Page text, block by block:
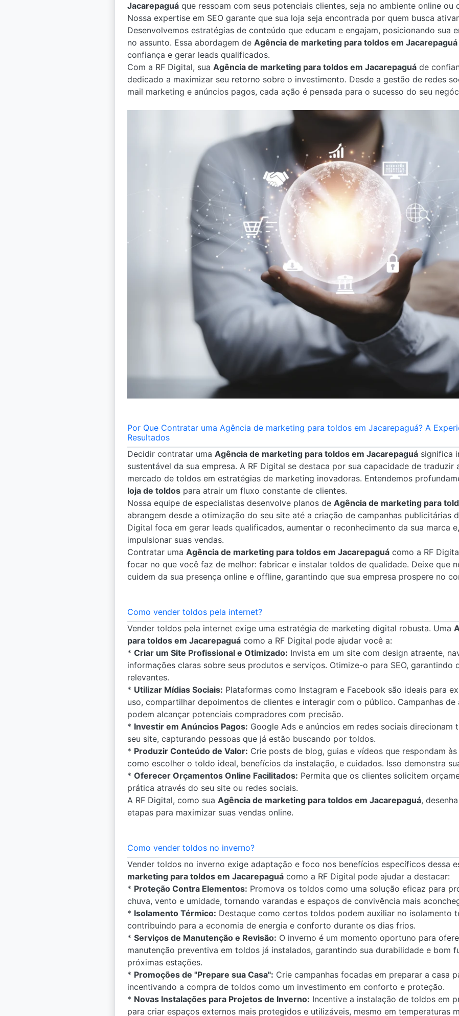
Jacarepaguá que ressoam com seus potenciais clientes, seja no ambiente online ou
Nossa expertise em SEO garante que sua loja seja encontrada por quem busca
Desenvolvemos estratégias de conteúdo que educam e engajam, posicionando sua
no assunto. Essa abordagem de Agência de marketing para toldos em Jacarepaguá
confiança e gerar leads qualificados.
Com a RF Digital, sua Agência de marketing para toldos em Jacarepaguá de
dedicado a maximizar seu retorno sobre o investimento. Desde a gestão de redes
mail marketing e anúncios pagos, cada ação é pensada para o sucesso do seu
Por Que Contratar uma Agência de marketing para toldos em Jacarepaguá? A
Resultados
Decidir contratar uma Agência de marketing para toldos em Jacarepaguá significa
sustentável da sua empresa. A RF Digital se destaca por sua capacidade de traduzir
mercado de toldos em estratégias de marketing inovadoras. Entendemos
loja de toldos para atrair um fluxo constante de clientes.
Nossa equipe de especialistas desenvolve planos de Agência de marketing para
abrangem desde a otimização do seu site até a criação de campanhas publicitárias
Digital foca em gerar leads qualificados, aumentar o reconhecimento da sua marca
impulsionar suas vendas.
Contratar uma Agência de marketing para toldos em Jacarepaguá como a RF
focar no que você faz de melhor: fabricar e instalar toldos de qualidade. Deixe que
cuidem da sua presença online e offline, garantindo que sua empresa prospere no
Como vender toldos pela internet?
Vender toldos pela internet exige uma estratégia de marketing digital robusta. Uma
para toldos em Jacarepaguá como a RF Digital pode ajudar você a:
* Criar um Site Profissional e Otimizado: Invista em um site com design atraente,
informações claras sobre seus produtos e serviços. Otimize-o para SEO, garantindo
relevantes.
* Utilizar Mídias Sociais: Plataformas como Instagram e Facebook são ideais para
uso, compartilhar depoimentos de clientes e interagir com o público. Campanhas de
podem alcançar potenciais compradores com precisão.
* Investir em Anúncios Pagos: Google Ads e anúncios em redes sociais direcionam
seu site, capturando pessoas que já estão buscando por toldos.
* Produzir Conteúdo de Valor: Crie posts de blog, guias e vídeos que respondam
como escolher o toldo ideal, benefícios da instalação, e cuidados. Isso demonstra
* Oferecer Orçamentos Online Facilitados: Permita que os clientes solicitem
prática através do seu site ou redes sociais.
A RF Digital, como sua Agência de marketing para toldos em Jacarepaguá,
etapas para maximizar suas vendas online.
Como vender toldos no inverno?
Vender toldos no inverno exige adaptação e foco nos benefícios específicos dessa
marketing para toldos em Jacarepaguá como a RF Digital pode ajudar a destacar:
* Proteção Contra Elementos: Promova os toldos como uma solução eficaz para
chuva, vento e umidade, tornando varandas e espaços de convivência mais
* Isolamento Térmico: Destaque como certos toldos podem auxiliar no isolamento
contribuindo para a economia de energia e conforto durante os dias frios.
* Serviços de Manutenção e Revisão: O inverno é um momento oportuno para
manutenção preventiva em toldos já instalados, garantindo sua durabilidade e bom
próximas estações.
* Promoções de "Prepare sua Casa": Crie campanhas focadas em preparar a casa
incentivando a compra de toldos como um investimento em conforto e proteção.
* Novas Instalações para Projetos de Inverno: Incentive a instalação de toldos em
para criar espaços externos mais protegidos e utilizáveis, mesmo em temperaturas